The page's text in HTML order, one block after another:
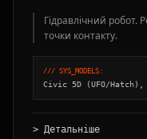
Гідравлічний робот.
точки контакту.
/// SYS_MODELS:
Civic 5D (UFO/
> Детальніше